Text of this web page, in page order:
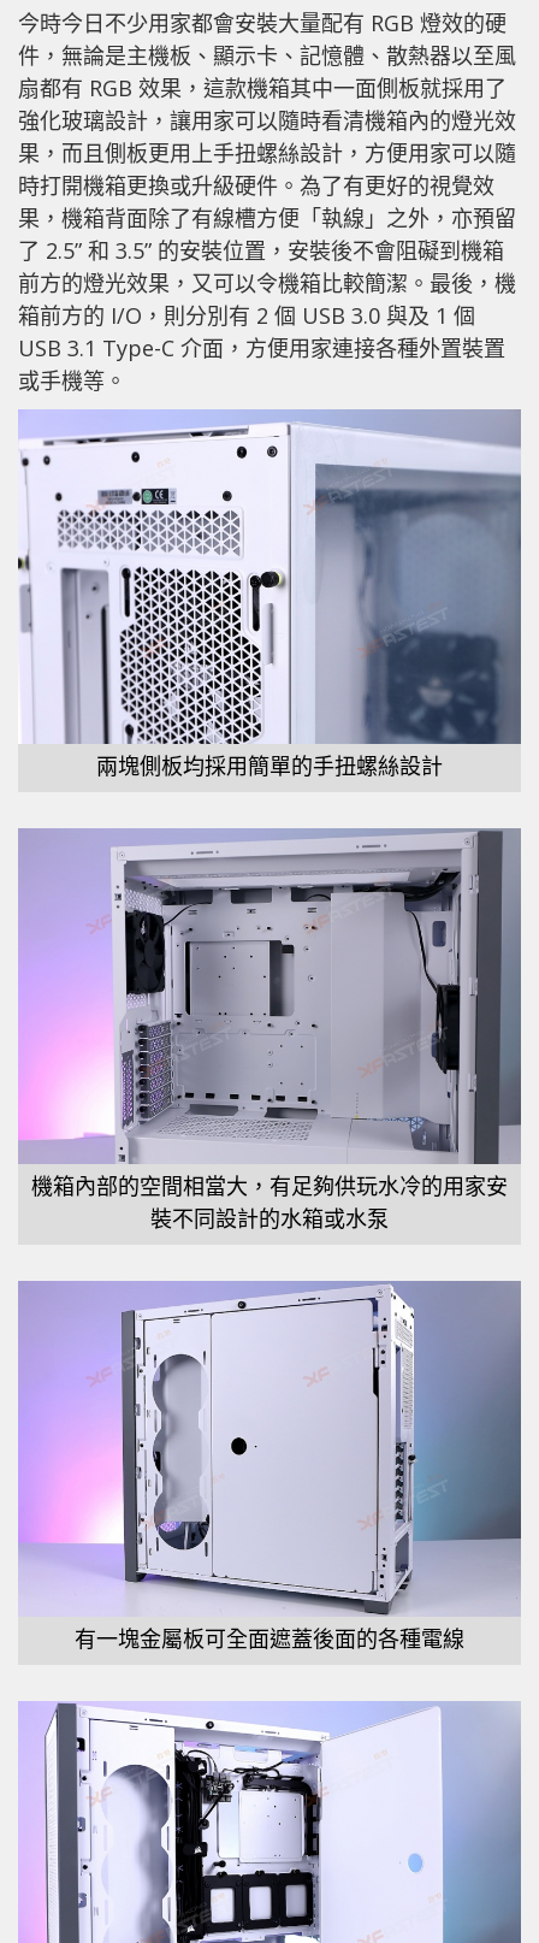
今時今日不少用家都會安裝大量配有 RGB 燈效的硬
件，無論是主機板、顯示卡、記憶體、散熱器以至風
扇都有 RGB 效果，這款機箱其中一面側板就採用了
強化玻璃設計，讓用家可以隨時看清機箱內的燈光效
果，而且側板更用上手扭螺絲設計，方便用家可以隨
時打開機箱更換或升級硬件。為了有更好的視覺效
果，機箱背面除了有線槽方便「執線」之外，亦預留
了 2.5” 和 3.5” 的安裝位置，安裝後不會阻礙到機箱
前方的燈光效果，又可以令機箱比較簡潔。最後，機
箱前方的 I/O，則分別有 2 個 USB 3.0 與及 1 個
USB 3.1 Type-C 介面，方便用家連接各種外置裝置
或手機等。
兩塊側板均採用簡單的手扭螺絲設計
機箱內部的空間相當大，有足夠供玩水冷的用家安
裝不同設計的水箱或水泵
有一塊金屬板可全面遮蓋後面的各種電線